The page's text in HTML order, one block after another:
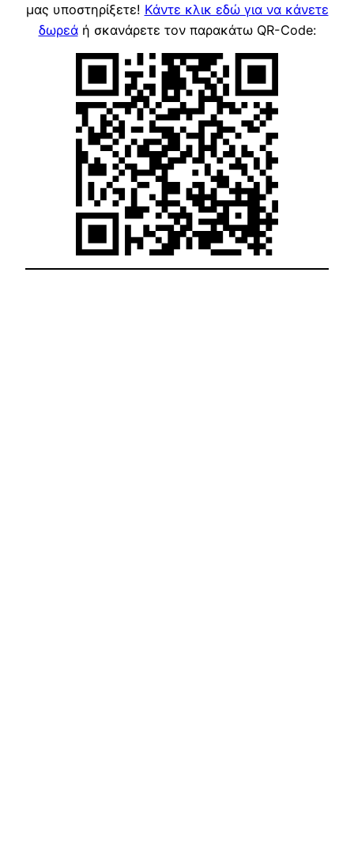
μας υποστηρίξετε! Κάντε κλικ εδώ για να κάνετε
δωρεάή σκανάρετε τον παρακάτω QR-Code: